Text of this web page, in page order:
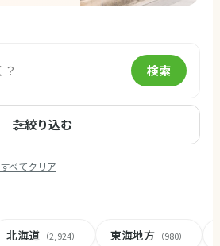
検索
絞り込む
すべてクリア
北海道 （2,924） 東海地方 （980）